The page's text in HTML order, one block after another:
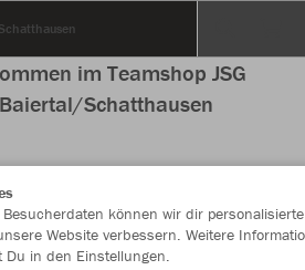
im Teamshop JSG
Schatthausen
Farbe können wir dir personalisierte
Website verbessern. Weitere
Du in den Einstellungen.